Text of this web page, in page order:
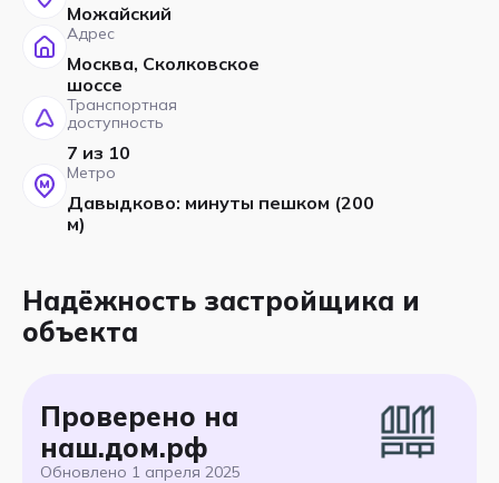
Можайский
Адрес
Москва, Сколковское
шоссе
Транспортная
доступность
7 из 10
Метро
Давыдково: минуты пешком (200
м)
Надёжность застройщика и
объекта
Проверено на
наш.дом.рф
Обновлено 1 апреля 2025